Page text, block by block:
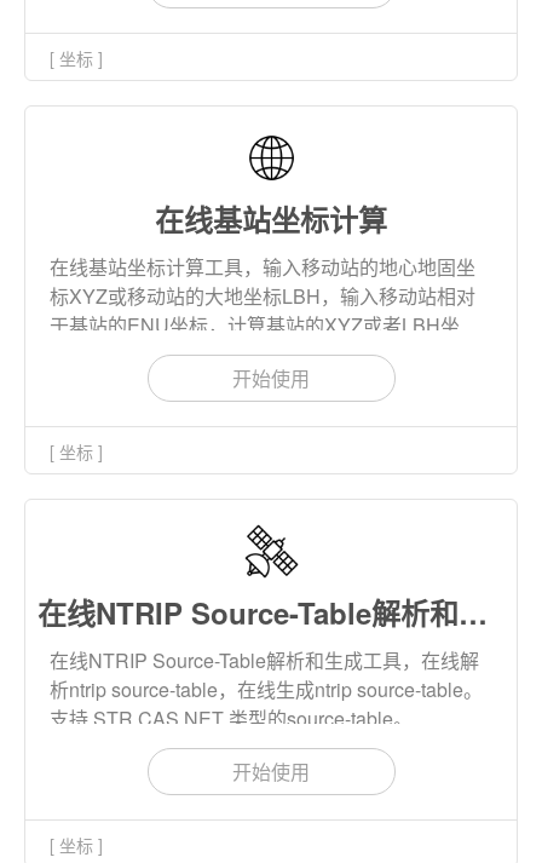
[ 坐标 ]
在线基站坐标计算
在线基站坐标计算工具，输入移动站的地心地固坐
标XYZ或移动站的大地坐标LBH，输入移动站相对
于基站的ENU坐标，计算基站的XYZ或者LBH坐
标。本工具支持批量计算，支持多种椭球。
开始使用
[ 坐标 ]
在线NTRIP Source-Table解析和生成
在线NTRIP Source-Table解析和生成工具，在线解
析ntrip source-table，在线生成ntrip source-table。
支持 STR,CAS,NET 类型的source-table。
开始使用
[ 坐标 ]